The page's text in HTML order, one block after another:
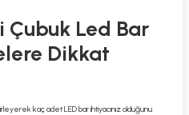
Çubuk Led Bar
Dikkat
kaç adet LED bar ihtiyacınız olduğunu